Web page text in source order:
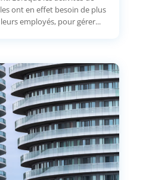
ont en effet besoin de plus
employés, pour gérer...